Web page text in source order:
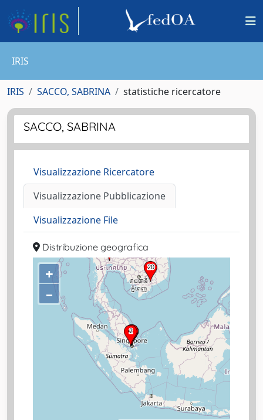
IRIS
IRIS SACCO, SABRINA statistiche ricercatore
SACCO, SABRINA
Visualizzazione Ricercatore
Visualizzazione Pubblicazione
Visualizzazione File
Distribuzione geografica
+
–